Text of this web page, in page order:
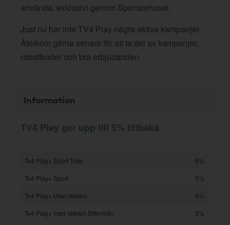
använda, exklusivt genom Sponsorhuset.
Just nu har inte TV4 Play några aktiva kampanjer.
Återkom gärna senare för att ta del av kampanjer,
rabattkoder och bra erbjudanden.
Information
TV4 Play ger upp till 5% tillbaka
Tv4 Play+ Sport Total
5%
Tv4 Play+ Sport
5%
Tv4 Play+ Utan reklam
5%
Tv4 Play+ med reklam 59kr/mån
5%